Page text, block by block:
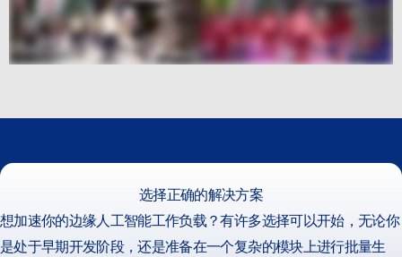
选择正确的解决方案
想加速你的边缘人工智能工作负载？有许多选择可以开始，无论你
是处于早期开发阶段，还是准备在一个复杂的模块上进行批量生